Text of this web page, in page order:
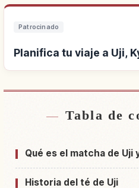
Patrocinado
Planifica tu viaje a Uji,
Buscar alojamiento
Buscar
Tabla de
Qué es el matcha de Uji
Historia del té de Uji